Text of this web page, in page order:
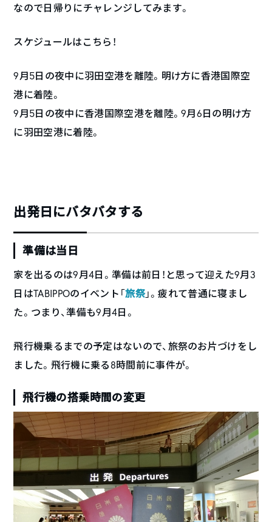
なので日帰りにチャレンジしてみます。
スケジュールはこちら！
9月5日の夜中に羽田空港を離陸。明け方に香港国際空
港に着陸。
9月5日の夜中に香港国際空港を離陸。9月6日の明け方
に羽田空港に着陸。
出発日にバタバタする
準備は当日
家を出るのは9月4日。準備は前日！と思って迎えた9月3
日はTABIPPOのイベント「旅祭」。疲れて普通に寝まし
た。つまり、準備も9月4日。
飛行機乗るまでの予定はないので、旅祭のお片づけをし
ました。飛行機に乗る8時間前に事件が。
飛行機の搭乗時間の変更